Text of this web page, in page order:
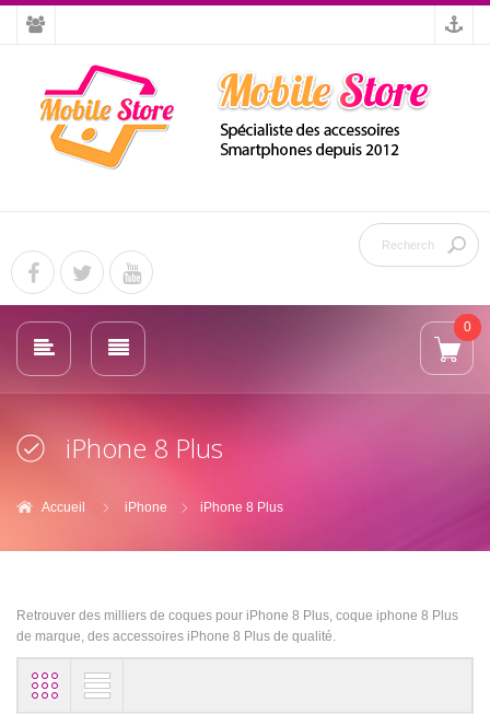
0
iPhone 8 Plus
Accueil iPhone iPhone 8 Plus
Retrouver des milliers de coques pour iPhone 8 Plus, coque iphone 8 Plus
de marque, des accessoires iPhone 8 Plus de qualité.